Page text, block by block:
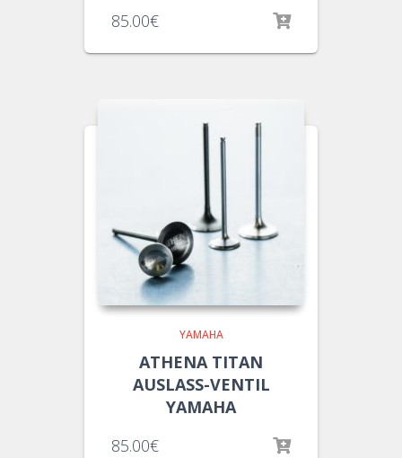
85.00€
YAMAHA
ATHENA TITAN
AUSLASS-VENTIL
YAMAHA
85.00€